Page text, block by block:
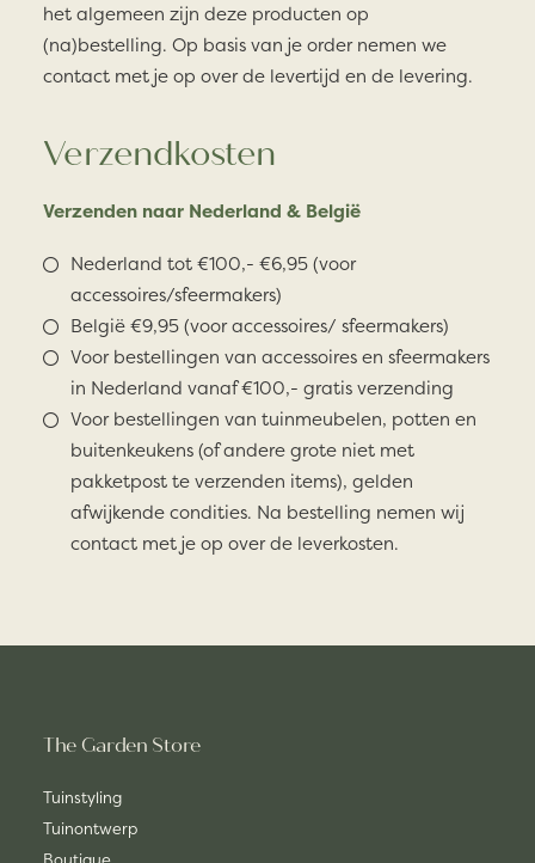
het algemeen zijn deze producten op
(na)bestelling. Op basis van je order nemen we
contact met je op over de levertijd en de levering.
Verzendkosten
Verzenden naar Nederland & België
Nederland tot €100,- €6,95 (voor
accessoires/sfeermakers)
België €9,95 (voor accessoires/ sfeermakers)
Voor bestellingen van accessoires en sfeermakers
in Nederland vanaf €100,- gratis verzending
Voor bestellingen van tuinmeubelen, potten en
buitenkeukens (of andere grote niet met
pakketpost te verzenden items), gelden
afwijkende condities. Na bestelling nemen wij
contact met je op over de leverkosten.
The Garden Store
Tuinstyling
Tuinontwerp